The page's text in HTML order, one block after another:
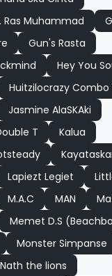
Ras Muhammad
Gun's Rasta
Hey You
Huitzilocrazy Combo
Jasmine AlaSKAki
T
Kalua
Lapiezt Legiet
M.A.C MAN
Memet D.S
Monster Simpanse
Nath the lions